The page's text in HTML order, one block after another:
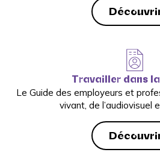
Travailler dans
Le Guide des employeurs et
vivant, de l’audiovisuel